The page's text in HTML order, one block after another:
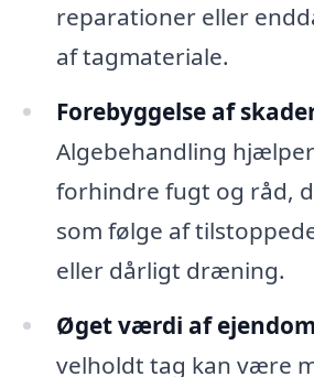
reparationer eller
af tagmateriale.
Forebyggelse af
Algebehandling
forhindre fugt og råd,
som følge af
eller dårligt dræning.
Øget værdi af
velholdt tag kan være